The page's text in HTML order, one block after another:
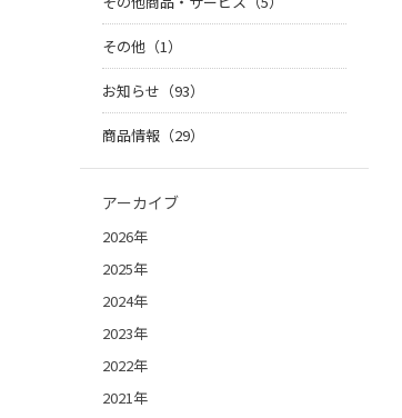
その他（1）
お知らせ（93）
商品情報（29）
アーカイブ
2026年
2025年
2024年
2023年
2022年
2021年